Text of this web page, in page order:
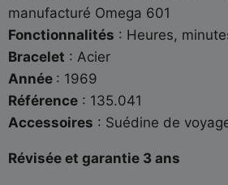
manufacturé Omega 601
Fonctionnalités : Heures,
Bracelet : Acier
Année : 1969
Référence : 135.041
Accessoires : Suédine de
Révisée et garantie 3 ans